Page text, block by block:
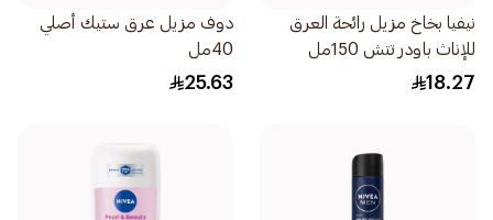
نيفيا بخاخ مزيل رائحة العرق
للإناث باودر تتش 150مل
18.27
دوف مزيل عرق ستيك أصلي
40مل
25.63